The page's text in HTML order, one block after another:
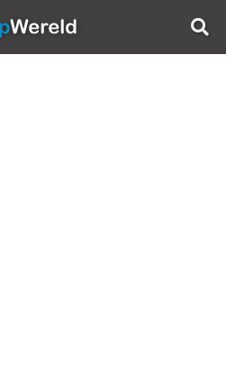
AppWereld